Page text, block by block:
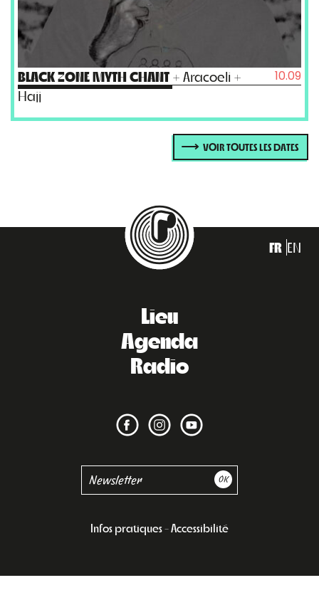
BLACK ZONE MYTH CHANT + Aracoeli +
Hajj
10.09
VOIR TOUTES LES DATES
FR EN
Lieu
Agenda
Radio
Infos pratiques Accessibilité